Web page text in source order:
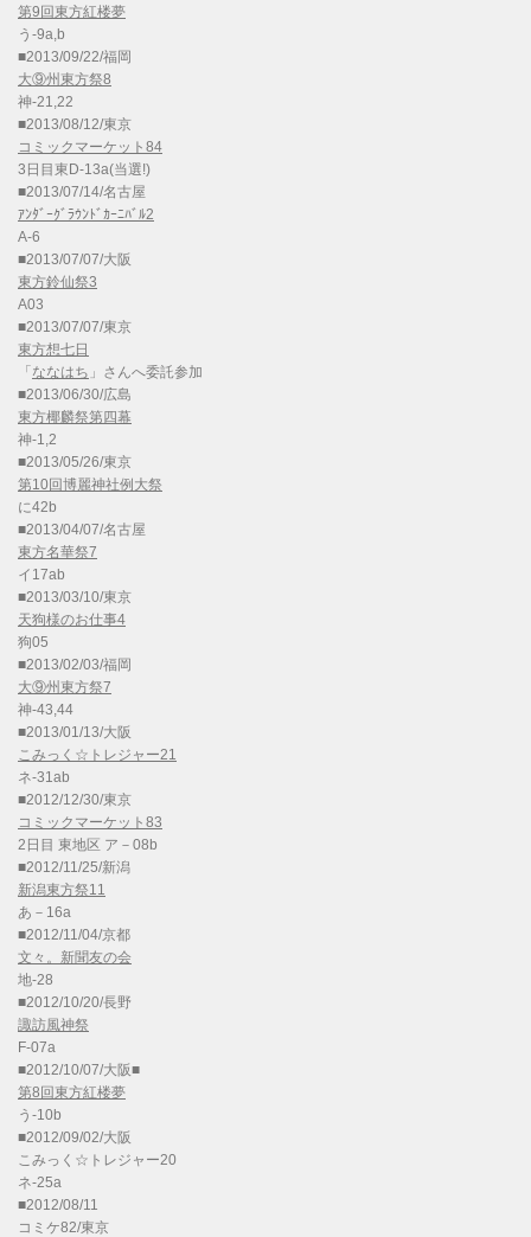
第9回東方紅楼夢
う-9a,b
■2013/09/22/福岡
大⑨州東方祭8
神-21,22
■2013/08/12/東京
コミックマーケット84
3日目東D-13a(当選!)
■2013/07/14/名古屋
ｱﾝﾀﾞｰｸﾞﾗｳﾝﾄﾞｶｰﾆﾊﾞﾙ2
A-6
■2013/07/07/大阪
東方鈴仙祭3
A03
■2013/07/07/東京
東方想七日
「 ななはち 」さんへ委託参加
■2013/06/30/広島
東方椰麟祭第四幕
神-1,2
■2013/05/26/東京
第10回博麗神社例大祭
に42b
■2013/04/07/名古屋
東方名華祭7
イ17ab
■2013/03/10/東京
天狗様のお仕事4
狗05
■2013/02/03/福岡
大⑨州東方祭7
神-43,44
■2013/01/13/大阪
こみっく☆トレジャー21
ネ-31ab
■2012/12/30/東京
コミックマーケット83
2日目 東地区 ア－08b
■2012/11/25/新潟
新潟東方祭11
あ－16a
■2012/11/04/京都
文々。新聞友の会
地-28
■2012/10/20/長野
諏訪風神祭
F-07a
■2012/10/07/大阪■
第8回東方紅楼夢
う-10b
■2012/09/02/大阪
こみっく☆トレジャー20
ネ-25a
■2012/08/11
コミケ82/東京